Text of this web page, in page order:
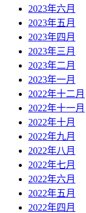
2023年六月
2023年五月
2023年四月
2023年三月
2023年二月
2023年一月
2022年十二月
2022年十一月
2022年十月
2022年九月
2022年八月
2022年七月
2022年六月
2022年五月
2022年四月